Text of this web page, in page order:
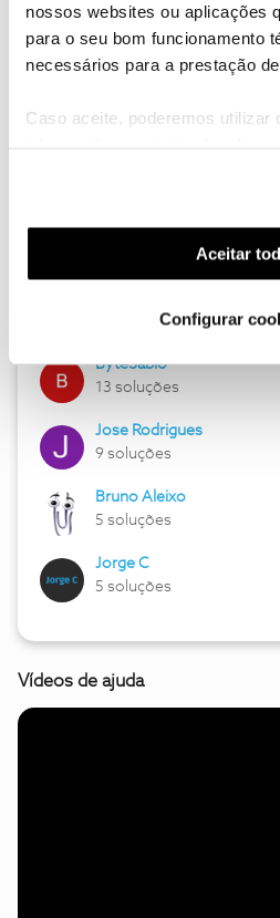
nossos websites ou aplicações
para o seu bom funcionamento
necessários para a prestação
Caso aceite, poderemos utilizar
funcionalidades (cookies de
funcionalidade) e adaptar
(cookies de publicidade
utilização dos cookies clicando
Aceitar
Configurar
Hall of Fame de
17 soluções
ByteSábio
13 soluções
Jose Rodrigues
9 soluções
Bruno Aleixo
5 soluções
Jorge C
5 soluções
Vídeos de ajuda